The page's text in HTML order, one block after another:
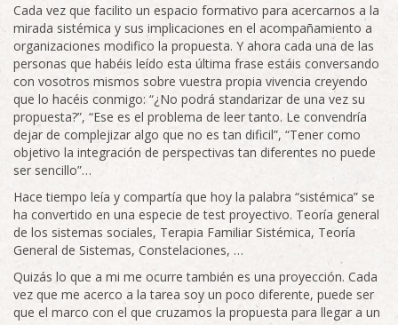
Cada vez que facilito un espacio formativo para acercarnos a la
mirada sistémica y sus implicaciones en el acompañamiento a
organizaciones modifico la propuesta. Y ahora cada una de las
personas que habéis leído esta última frase estáis conversando
con vosotros mismos sobre vuestra propia vivencia creyendo
que lo hacéis conmigo: “¿No podrá standarizar de una vez su
propuesta?”, “Ese es el problema de leer tanto. Le convendría
dejar de complejizar algo que no es tan dificil”, “Tener como
objetivo la integración de perspectivas tan diferentes no puede
ser sencillo”…
Hace tiempo leía y compartía que hoy la palabra “sistémica” se
ha convertido en una especie de test proyectivo. Teoría general
de los sistemas sociales, Terapia Familiar Sistémica, Teoría
General de Sistemas, Constelaciones, …
Quizás lo que a mi me ocurre también es una proyección. Cada
vez que me acerco a la tarea soy un poco diferente, puede ser
que el marco con el que cruzamos la propuesta para llegar a un